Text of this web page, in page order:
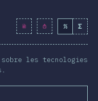
% Σ
les tecnologies